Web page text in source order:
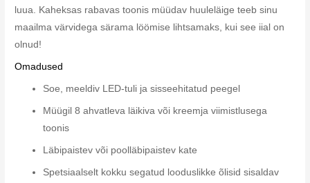
luua. Kaheksas rabavas toonis müüdav huuleläige teeb sinu
maailma värvidega särama löömise lihtsamaks, kui see iial on
olnud!
Omadused
Soe, meeldiv LED-tuli ja sisseehitatud peegel
Müügil 8 ahvatleva läikiva või kreemja viimistlusega
toonis
Läbipaistev või poolläbipaistev kate
Spetsiaalselt kokku segatud looduslikke õlisid sisaldav